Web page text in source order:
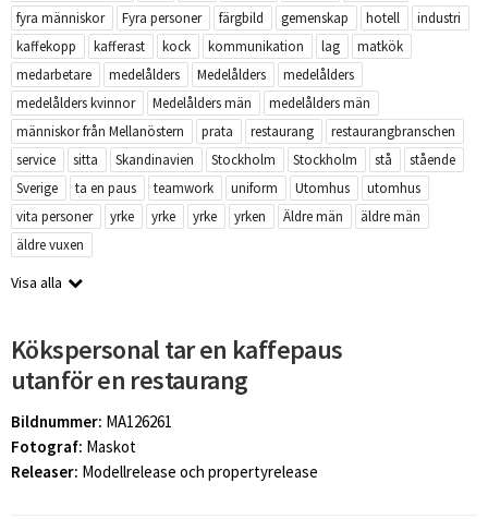
fyra människor
Fyra personer färgbild gemenskap hotell
industri
kaffekopp
kafferast kock kommunikation lag
matkök
medarbetare
medelålders Medelålders
medelålders
medelålders kvinnor
Medelålders män
medelålders män
människor från Mellanöstern
prata restaurang
restaurangbranschen
service
sitta Skandinavien Stockholm Stockholm stå
stående
Sverige
ta en paus teamwork uniform Utomhus
utomhus
vita personer
yrke yrke yrke yrken Äldre män
äldre män
äldre vuxen
Visa alla
Kökspersonal tar en kaffepaus
utanför en restaurang
Bildnummer: MA126261
Fotograf: Maskot
Releaser: Modellrelease och propertyrelease